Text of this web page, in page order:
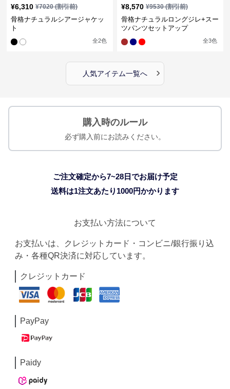
¥6,310 ¥7020(割引前)
骨格ナチュラルシアージャケッ
ト
全2色
¥8,570 ¥9530(割引前)
骨格ナチュラルロングジレ+スー
ツパンツセットアップ
全3色
人気アイテム一覧へ ›
購入時のルール
必ず購入前にお読みください。
ご注文確定から7~28日でお届け予定
送料は1注文あたり 1000円かかります
お支払い方法について
お支払いは、クレジットカード・コンビニ/銀行振り込
み・各種QR決済に対応しています。
クレジットカード
PayPay
Paidy